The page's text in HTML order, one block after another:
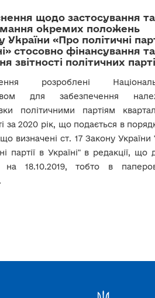
щодо застосування та
окремих положень
України «Про політичні
стосовно фінансування та
звітності політичних
розроблені
для забезпечення
політичними партіям
за 2020 рік, що подається в
визначені ст. 17 Закону
партії в Україні" в редакції, що
на 18.10.2019, тобто в